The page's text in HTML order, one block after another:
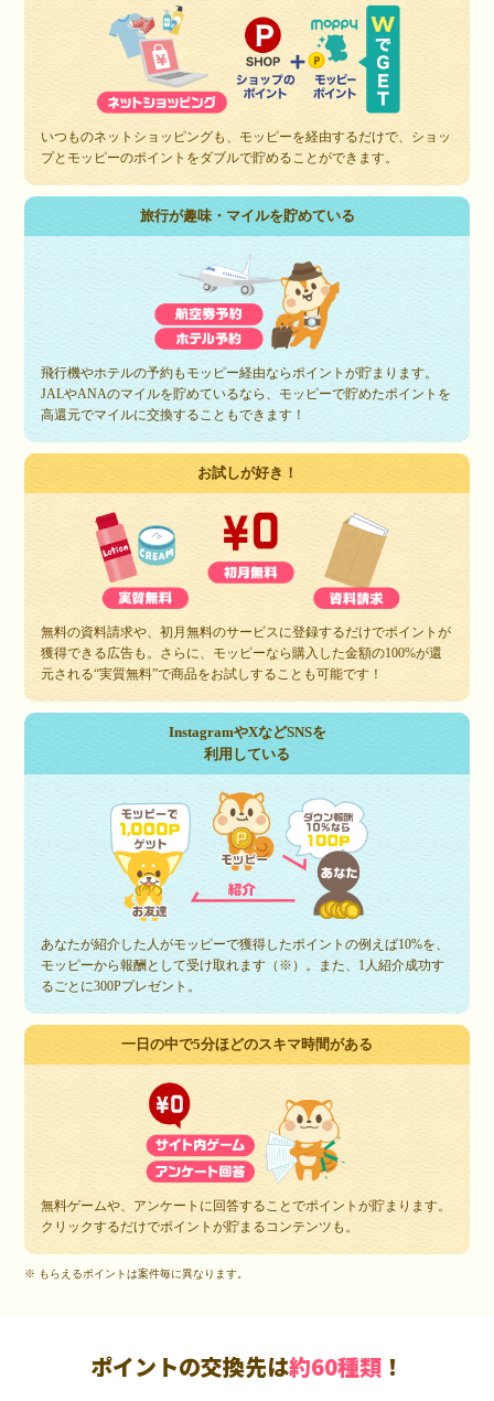
いつものネットショッピングも、モッピーを経由するだけで、ショッ
プとモッピーのポイントをダブルで貯めることができます。
旅行が趣味・マイルを貯めている
飛行機やホテルの予約もモッピー経由ならポイントが貯まります。
JALやANAのマイルを貯めているなら、モッピーで貯めたポイントを
高還元でマイルに交換することもできます！
お試しが好き！
無料の資料請求や、初月無料のサービスに登録するだけでポイントが
獲得できる広告も。さらに、モッピーなら購入した金額の100%が還
元される“実質無料”で商品をお試しすることも可能です！
InstagramやXなどSNSを
利用している
あなたが紹介した人がモッピーで獲得したポイントの例えば10%を、
モッピーから報酬として受け取れます（※）。また、1人紹介成功す
るごとに300Pプレゼント。
一日の中で5分ほどのスキマ時間がある
無料ゲームや、アンケートに回答することでポイントが貯まります。
クリックするだけでポイントが貯まるコンテンツも。
※ もらえるポイントは案件毎に異なります。
ポイントの交換先は約60種類 ！